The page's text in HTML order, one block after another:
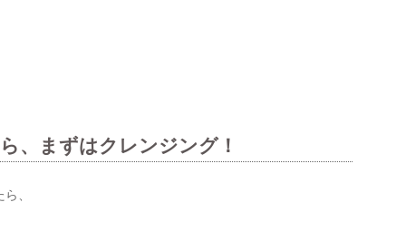
、まずはクレンジング！
、